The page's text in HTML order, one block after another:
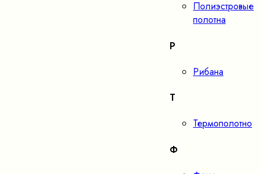
Полиэстровые
полотна
Р
Рибана
Т
Термополотно
Ф